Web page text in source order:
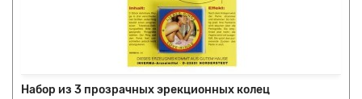
Набор из 3 прозрачных эрекционных колец